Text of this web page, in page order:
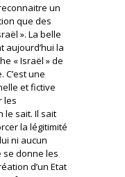
un
que des
». La belle
aujourd’hui la
« Israël » de
une
et fictive
les
le sait. Il sait
la légitimité
ni aucun
se donne les
d’un Etat